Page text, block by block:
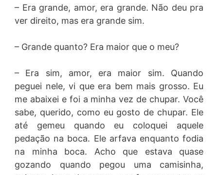
– Era grande, amor, era grande. Não deu pra
ver direito, mas era grande sim.
– Grande quanto? Era maior que o meu?
– Era sim, amor, era maior sim. Quando
peguei nele, vi que era bem mais grosso. Eu
me abaixei e foi a minha vez de chupar. Você
sabe, querido, como eu gosto de chupar. Ele
até gemeu quando eu coloquei aquele
pedação na boca. Ele arfava enquanto fodia
na minha boca. Acho que estava quase
gozando quando pegou uma camisinha,